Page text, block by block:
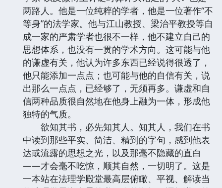
两路人。他是一位纯粹的学者，他是一位著作“不
等身”的法学家。他与江山教授、梁治平教授等自
成一家的严肃学者也很不一样，他不建立自己的
思想体系，也没有一贯的学术方向。这可能与他
的谦虚有关，他认为许多东西已经说得很透了，
他只能添加一点点；也可能与他的自信有关，说
出那么一点点，已经够了，无须再多。谦虚和自
信两种品质很自然地在他身上融为一体，形成他
独特的气质。
欲知其书，必先知其人。知其人，我们在书
中读到那些平实、简洁、精到的字句，感到他表
达或流露的思想之光，以及那毫不隐藏的直白
——才会毫不吃惊，顺其自然，一切明了。这是
一本站在法理学殿堂最高层俯瞰、平视、解读当